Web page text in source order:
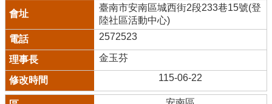
臺南市安南區城西街2段233巷15號(登
陸社區活動中心)
2572523
金玉芬
115-06-22